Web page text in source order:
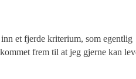
et fjerde kriterium, som egentlig
frem til at jeg gjerne kan